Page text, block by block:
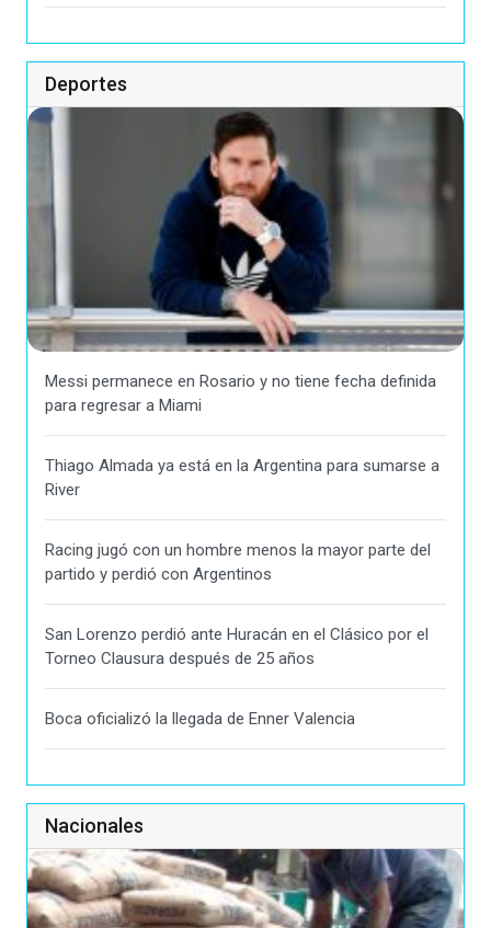
Deportes
Messi permanece en Rosario y no tiene fecha definida
para regresar a Miami
Thiago Almada ya está en la Argentina para sumarse a
River
Racing jugó con un hombre menos la mayor parte del
partido y perdió con Argentinos
San Lorenzo perdió ante Huracán en el Clásico por el
Torneo Clausura después de 25 años
Boca oficializó la llegada de Enner Valencia
Nacionales